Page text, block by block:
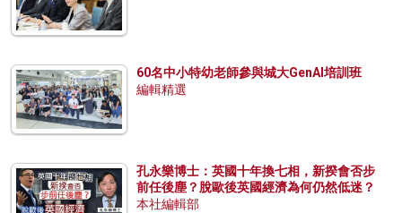
60名中小特幼老師參與城大GenAI培訓班
編輯精選
孔永樂博士：英國十年換七相，新揆會否步
前任後塵？脫歐後英國經濟為何仍然低迷？
本社編輯部